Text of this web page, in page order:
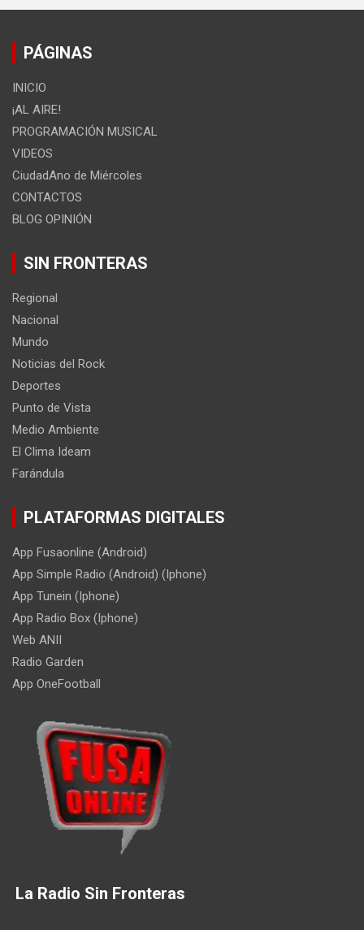
PÁGINAS
INICIO
¡AL AIRE!
PROGRAMACIÓN MUSICAL
VIDEOS
CiudadAno de Miércoles
CONTACTOS
BLOG OPINIÓN
SIN FRONTERAS
Regional
Nacional
Mundo
Noticias del Rock
Deportes
Punto de Vista
Medio Ambiente
El Clima Ideam
Farándula
PLATAFORMAS DIGITALES
App Fusaonline (Android)
App Simple Radio (Android) (Iphone)
App Tunein (Iphone)
App Radio Box (Iphone)
Web ANII
Radio Garden
App OneFootball
La Radio Sin Fronteras